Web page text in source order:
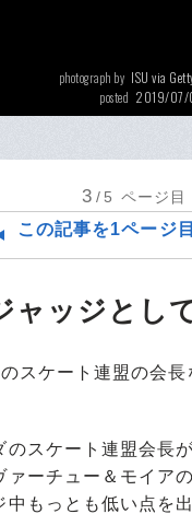
photograph by ISU via
posted 2019/07/
3 /5 ページ目
この記事を1ページ
ッジとし
スケート連盟の会長
スケート連盟会長
ーチュー＆モイア
もっとも低い点を